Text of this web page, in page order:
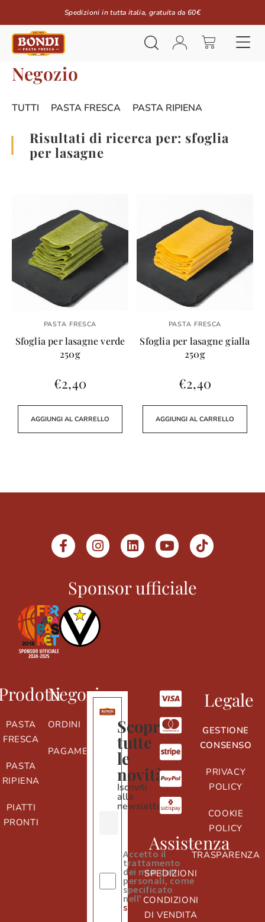
Spedizioni in tutta italia, gratuita da 60€
Negozio
TUTTI PASTA FRESCA PASTA RIPIENA
Risultati di ricerca per: sfoglia
per lasagne
PASTA FRESCA
Sfoglia per lasagne verde
250g
€2,40
AGGIUNGI AL CARRELLO
PASTA FRESCA
Sfoglia per lasagne gialla
250g
€2,40
AGGIUNGI AL CARRELLO
Sponsor ufficiale
PASTA
FRESCA
PASTA
RIPIENA
PIATTI
PRONTI
Negozio
ORDINI
PAGAMENTI
Scopri
tutte
le
novità
Iscriviti
alla
newsletter
Accetto il
trattamento
dei miei dati
personali, come
specificato
nell' informativa
sulla privacy
Assistenza
SPEDIZIONI
CONDIZIONI
DI VENDITA
Legale
GESTIONE
CONSENSO
PRIVACY
POLICY
COOKIE
POLICY
TRASPARENZA